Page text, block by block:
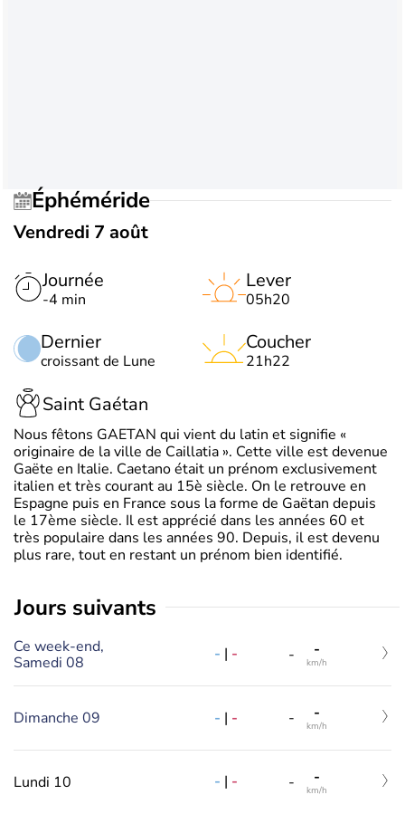
Éphéméride
Vendredi 7 août
Journée
-4 min
Dernier
croissant de Lune
Lever
05h20
Coucher
21h22
Saint Gaétan
Nous fêtons GAETAN qui vient du latin et signifie «
originaire de la ville de Caillatia ». Cette ville est devenue
Gaëte en Italie. Caetano était un prénom exclusivement
italien et très courant au 15è siècle. On le retrouve en
Espagne puis en France sous la forme de Gaëtan depuis
le 17ème siècle. Il est apprécié dans les années 60 et
très populaire dans les années 90. Depuis, il est devenu
plus rare, tout en restant un prénom bien identifié.
jours suivants
Ce week-end,
Samedi 08
- | - - -
km/h
Dimanche 09 - | - - -
km/h
Lundi 10 - | - - -
km/h